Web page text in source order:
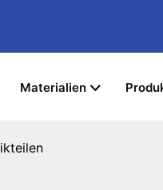
Materialien